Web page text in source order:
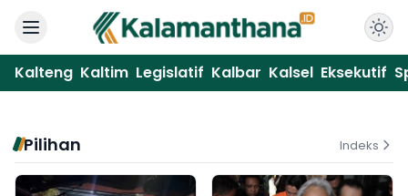
Kalteng Kaltim Legislatif Kalbar Kalsel Eksekutif
Pilihan Indeks